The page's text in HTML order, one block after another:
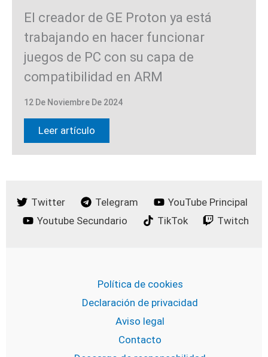
El creador de GE Proton ya está
trabajando en hacer funcionar
juegos de PC con su capa de
compatibilidad en ARM
12 De Noviembre De 2024
Leer artículo
Twitter Telegram
YouTube Principal
Youtube Secundario
TikTok Twitch
Política de cookies
Declaración de privacidad
Aviso legal
Contacto